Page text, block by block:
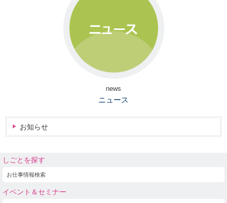
news
ニュース
お知らせ
しごとを探す
お仕事情報検索
イベント＆セミナー